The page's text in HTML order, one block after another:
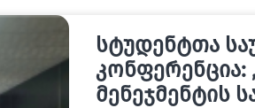
სტუდენტთა
კონფერენცია:
მენეჯმენტის